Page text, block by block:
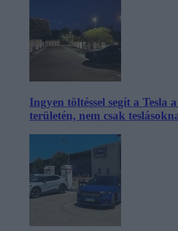
Ingyen töltéssel segít a Tesla
területén, nem csak